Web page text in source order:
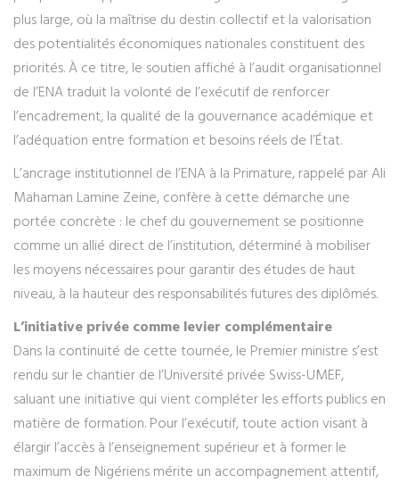
plus large, où la maîtrise du destin collectif et la valorisation
des potentialités économiques nationales constituent des
priorités. À ce titre, le soutien affiché à l’audit organisationnel
de l’ENA traduit la volonté de l’exécutif de renforcer
l’encadrement, la qualité de la gouvernance académique et
l’adéquation entre formation et besoins réels de l’État.
L’ancrage institutionnel de l’ENA à la Primature, rappelé par Ali
Mahaman Lamine Zeine, confère à cette démarche une
portée concrète : le chef du gouvernement se positionne
comme un allié direct de l’institution, déterminé à mobiliser
les moyens nécessaires pour garantir des études de haut
niveau, à la hauteur des responsabilités futures des diplômés.
L’initiative privée comme levier complémentaire
Dans la continuité de cette tournée, le Premier ministre s’est
rendu sur le chantier de l’Université privée Swiss-UMEF,
saluant une initiative qui vient compléter les efforts publics en
matière de formation. Pour l’exécutif, toute action visant à
élargir l’accès à l’enseignement supérieur et à former le
maximum de Nigériens mérite un accompagnement attentif,